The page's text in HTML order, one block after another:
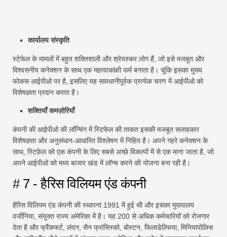
कार्यालय संस्कृति
स्टेफेल के मामलों में बहुत शक्तिशाली और श्रेयस्कर लोग हैं, जो इसे मजबूत और
विश्वसनीय कनेक्शन के साथ एक महत्वाकांक्षी फर्म बनाता है। चूंकि इसका मुख्य
फोकस आईपीओ पर है, इसलिए यह सावधानीपूर्वक प्रत्येक चरण में आईपीओ को
विशेषज्ञता प्रदान करता है।
शक्तियाँ कमज़ोरियाँ
कंपनी की आईपीओ की लॉन्चिंग में स्टिफेल की ताकत इसकी मजबूत सलाहकार
विशेषज्ञता और अनुसंधान-आधारित विश्लेषण में निहित है। अपने गहरे कनेक्शन के
साथ, स्टिफ़ेल को एक कंपनी के लिए सबसे अच्छे विकल्पों में से एक माना जाता है, जो
अपने आईपीओ को मध्य बाजार खंड में लॉन्च करने की योजना बना रही है।
# 7 - हैरिस विलियम एंड कंपनी
हैरिस विलियम एंड कंपनी की स्थापना 1991 में हुई थी और इसका मुख्यालय
वर्जीनिया, संयुक्त राज्य अमेरिका में है। यह 200 से अधिक कर्मचारियों को रोजगार
देता है और फ्रैंकफर्ट, लंदन, सैन फ्रांसिस्को, बोस्टन, फिलाडेल्फिया, मिनियापोलिस